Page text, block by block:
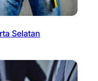
Selatan